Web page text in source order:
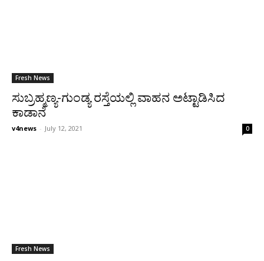
Fresh News
ಸುಬ್ರಹ್ಮಣ್ಯ-ಗುಂಡ್ಯ ರಸ್ತೆಯಲ್ಲಿ ವಾಹನ ಅಟ್ಟಾಡಿಸಿದ
ಕಾಡಾನೆ
v4news - July 12, 2021 0
Fresh News